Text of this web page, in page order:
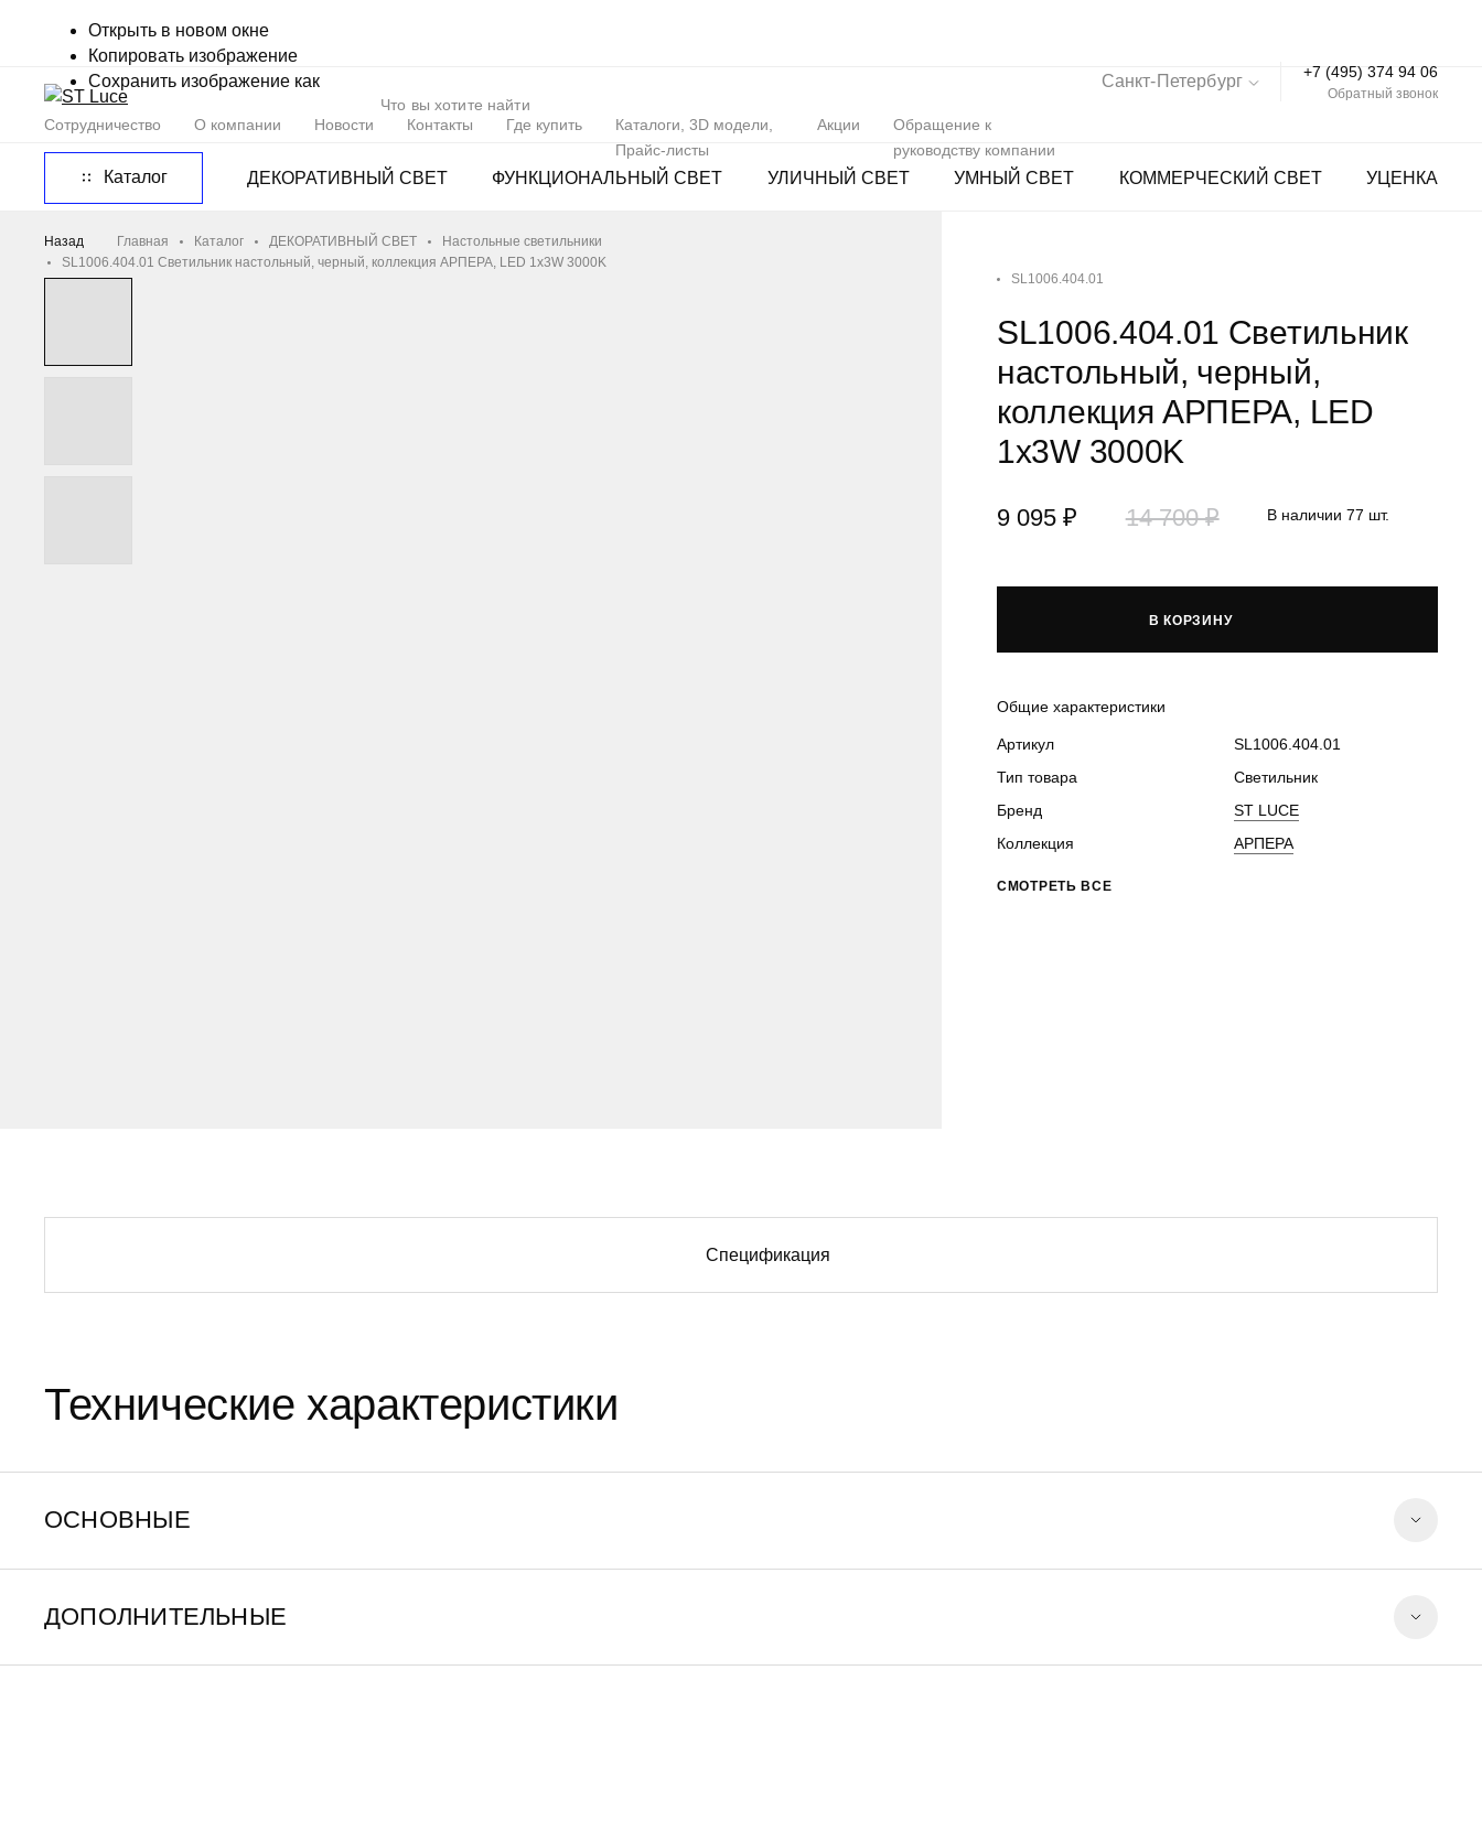
Открыть в новом окне
Копировать изображение
Сохранить изображение как
Сотрудничество О компании Новости Контакты Где купить
Каталоги, 3D модели,
Прайс-листы
Акции
Обращение к
руководству компании
Санкт-Петербург
+7 (495) 374 94 06
Обратный звонок
Каталог ДЕКОРАТИВНЫЙ СВЕТ ФУНКЦИОНАЛЬНЫЙ СВЕТ УЛИЧНЫЙ СВЕТ УМНЫЙ СВЕТ КОММЕРЧЕСКИЙ СВЕТ УЦЕНКА
Назад Главная Каталог ДЕКОРАТИВНЫЙ СВЕТ
Настольные светильники
SL1006.404.01 Светильник настольный, черный, коллекция АРПЕРА, LED 1x3W 3000K
SL1006.404.01
SL1006.404.01 Светильник
настольный, черный,
коллекция АРПЕРА, LED
1x3W 3000K
9 095 ₽ 14 700 ₽ В наличии 77 шт.
В КОРЗИНУ
Общие характеристики
Артикул
SL1006.404.01
Тип товара
Светильник
Бренд
ST LUCE
Коллекция
АРПЕРА
СМОТРЕТЬ ВСЕ
Спецификация
Технические характеристики
ОСНОВНЫЕ
ДОПОЛНИТЕЛЬНЫЕ